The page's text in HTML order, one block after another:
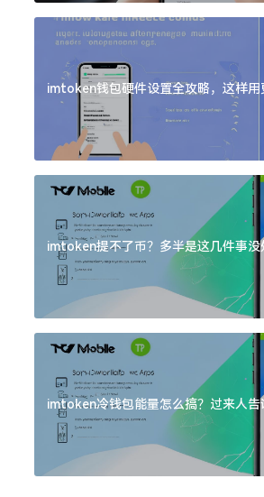
imtoken钱包硬件设置全攻略，这样用
imtoken提不了币？多半是这几件事没
imtoken冷钱包能量怎么搞？过来人告